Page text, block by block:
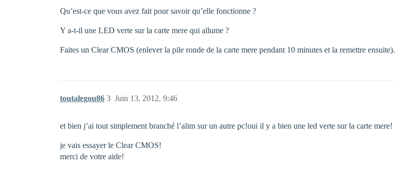
Qu’est-ce que vous avez fait pour savoir qu’elle fonctionne ?
Y a-t-il une LED verte sur la carte mere qui allume ?
Faites un Clear CMOS (enlever la pile ronde de la carte mere pendant 10 minutes et la remettre ensuite).
toutalegou86 Juin 13, 2012, 9:46
3
et bien j’ai tout simplement branché l’alim sur un autre pc!oui il y a bien une led verte sur la carte mere!
je vais essayer le Clear CMOS!
merci de votre aide!